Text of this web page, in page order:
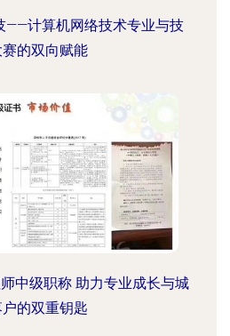
——计算机网络技术专业与技
的双向赋能
中级职称 助力专业成长与城
的双重钥匙